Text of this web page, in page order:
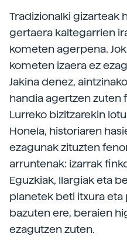
Tradizionalki gizarteak
gertaera kaltegarrien
kometen agerpena.
kometen izaera ez
Jakina denez,
handia agertzen zuten
Lurreko bizitzarekin
Honela, historiaren
ezagunak zituzten
arruntenak: izarrak
Eguzkiak, Ilargiak eta
planetek beti itxura eta
bazuten ere, beraien
ezagutzen zuten.